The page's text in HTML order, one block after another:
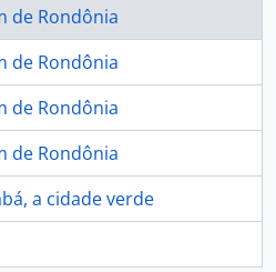
de Rondônia
de Rondônia
de Rondônia
de Rondônia
a cidade verde